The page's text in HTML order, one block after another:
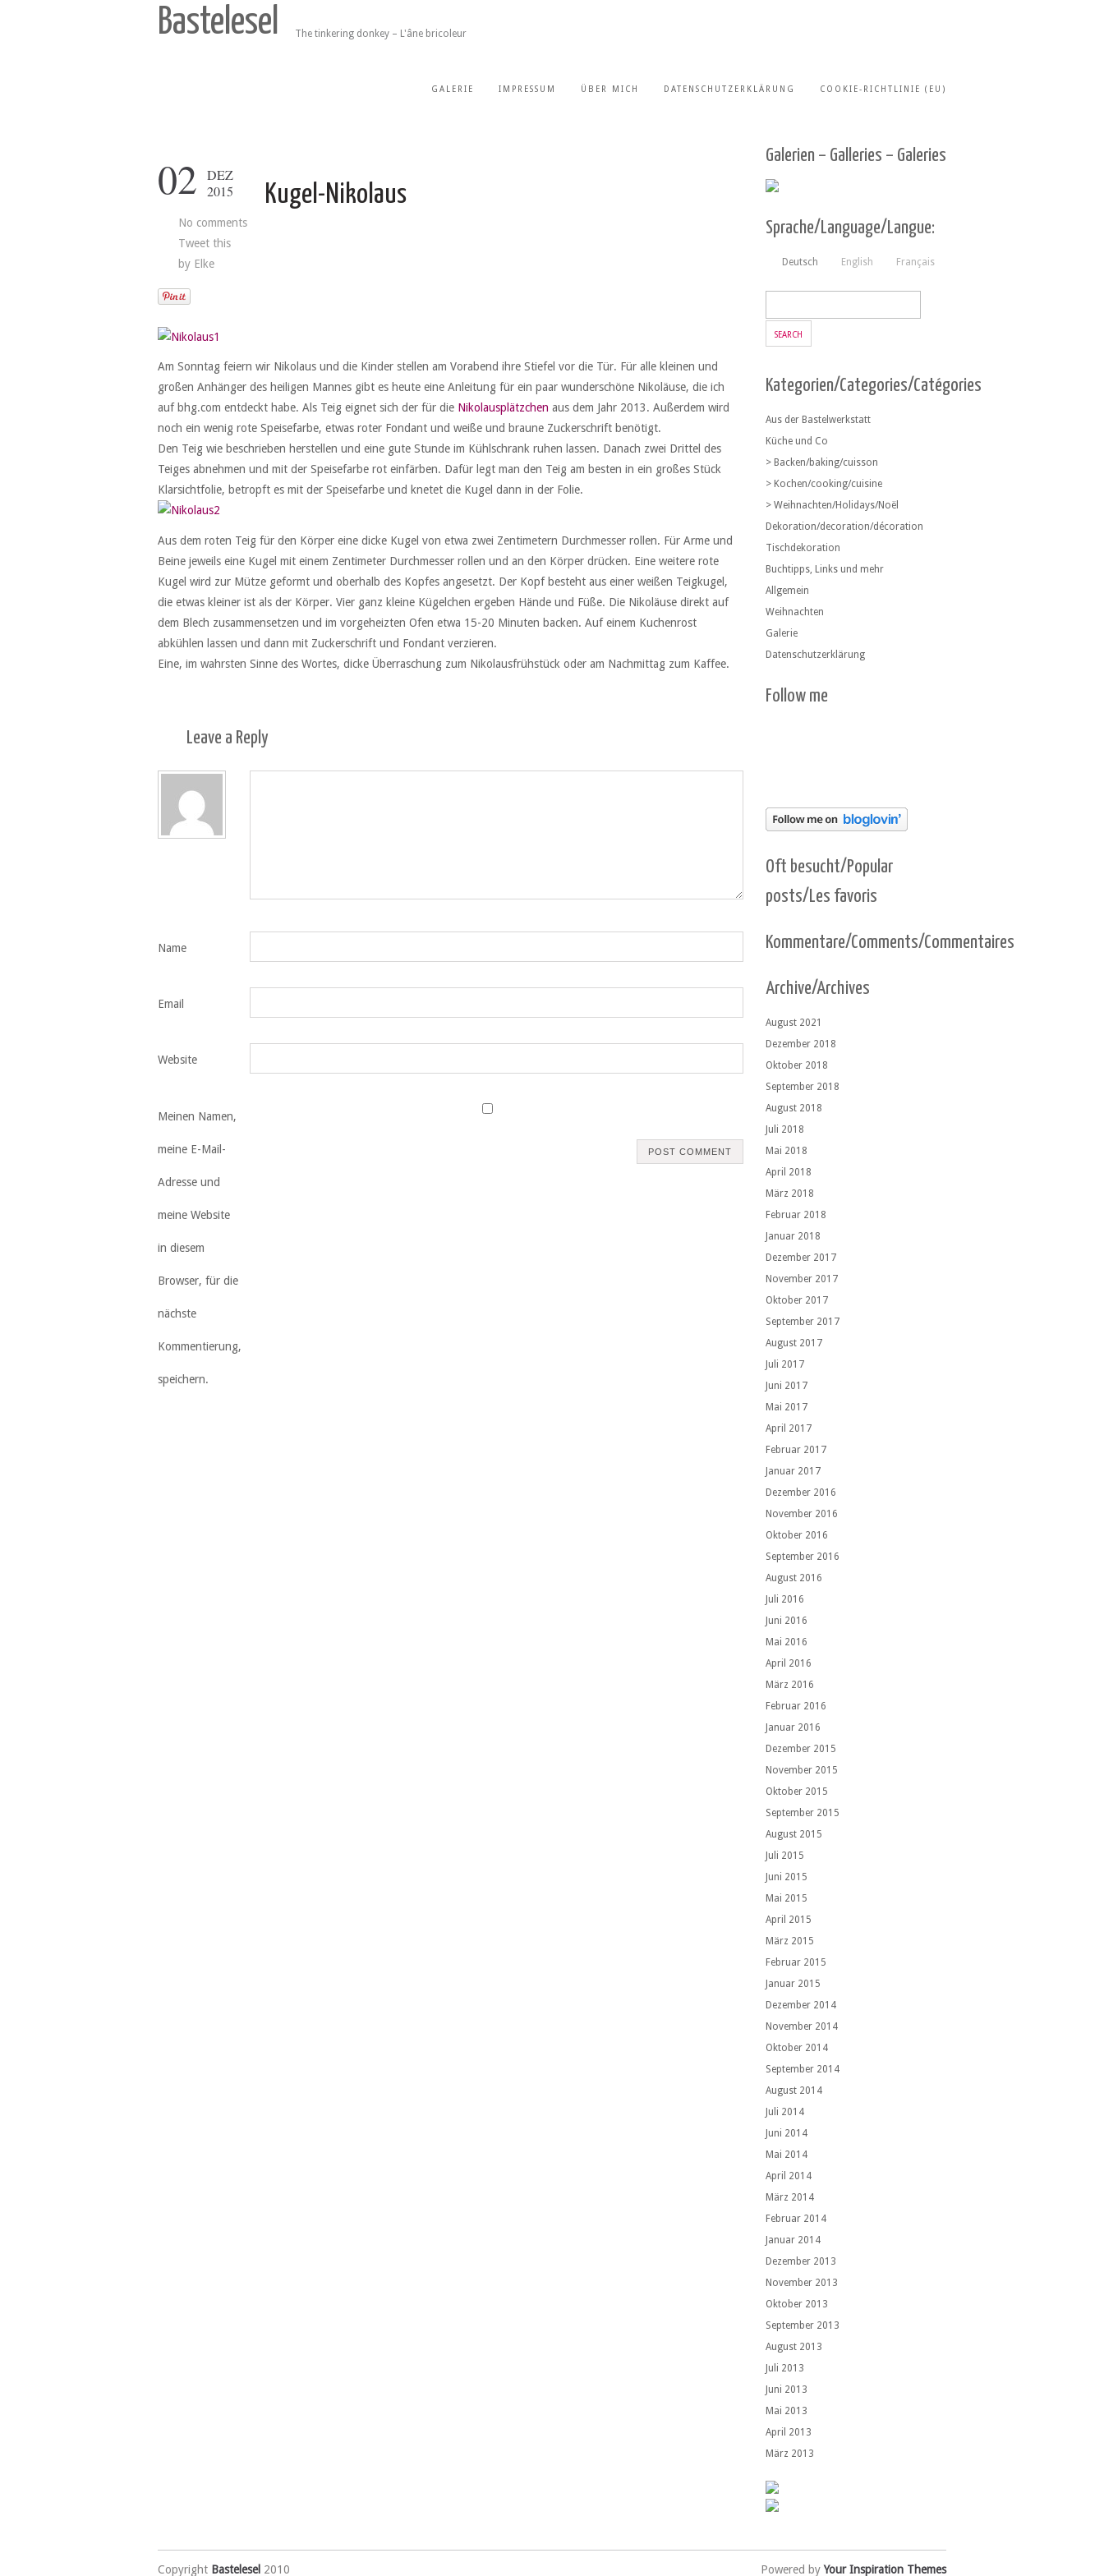
Bastelesel The tinkering donkey – L'âne bricoleur
GALERIE IMPRESSUM ÜBER MICH DATENSCHUTZERKLÄRUNG COOKIE-RICHTLINIE (EU)
02
DEZ
2015
No comments
Tweet this
by Elke
Kugel-Nikolaus
Am Sonntag feiern wir Nikolaus und die Kinder stellen am Vorabend ihre Stiefel vor die Tür. Für alle kleinen und
großen Anhänger des heiligen Mannes gibt es heute eine Anleitung für ein paar wunderschöne Nikoläuse, die ich
auf bhg.com entdeckt habe. Als Teig eignet sich der für die Nikolausplätzchen aus dem Jahr 2013. Außerdem wird
noch ein wenig rote Speisefarbe, etwas roter Fondant und weiße und braune Zuckerschrift benötigt.
Den Teig wie beschrieben herstellen und eine gute Stunde im Kühlschrank ruhen lassen. Danach zwei Drittel des
Teiges abnehmen und mit der Speisefarbe rot einfärben. Dafür legt man den Teig am besten in ein großes Stück
Klarsichtfolie, betropft es mit der Speisefarbe und knetet die Kugel dann in der Folie.
Aus dem roten Teig für den Körper eine dicke Kugel von etwa zwei Zentimetern Durchmesser rollen. Für Arme und
Beine jeweils eine Kugel mit einem Zentimeter Durchmesser rollen und an den Körper drücken. Eine weitere rote
Kugel wird zur Mütze geformt und oberhalb des Kopfes angesetzt. Der Kopf besteht aus einer weißen Teigkugel,
die etwas kleiner ist als der Körper. Vier ganz kleine Kügelchen ergeben Hände und Füße. Die Nikoläuse direkt auf
dem Blech zusammensetzen und im vorgeheizten Ofen etwa 15-20 Minuten backen. Auf einem Kuchenrost
abkühlen lassen und dann mit Zuckerschrift und Fondant verzieren.
Eine, im wahrsten Sinne des Wortes, dicke Überraschung zum Nikolausfrühstück oder am Nachmittag zum Kaffee.
Leave a Reply
Name
Email
Website
Meinen Namen,
meine E-Mail-
Adresse und
meine Website
in diesem
Browser, für die
nächste
Kommentierung,
speichern.
Galerien – Galleries – Galeries
Sprache/Language/Langue:
Deutsch English Français
Kategorien/Categories/Catégories
Aus der Bastelwerkstatt
Küche und Co
> Backen/baking/cuisson
> Kochen/cooking/cuisine
> Weihnachten/Holidays/Noël
Dekoration/decoration/décoration
Tischdekoration
Buchtipps, Links und mehr
Allgemein
Weihnachten
Galerie
Datenschutzerklärung
Follow me
Oft besucht/Popular
posts/Les favoris
Kommentare/Comments/Commentaires
Archive/Archives
August 2021
Dezember 2018
Oktober 2018
September 2018
August 2018
Juli 2018
Mai 2018
April 2018
März 2018
Februar 2018
Januar 2018
Dezember 2017
November 2017
Oktober 2017
September 2017
August 2017
Juli 2017
Juni 2017
Mai 2017
April 2017
Februar 2017
Januar 2017
Dezember 2016
November 2016
Oktober 2016
September 2016
August 2016
Juli 2016
Juni 2016
Mai 2016
April 2016
März 2016
Februar 2016
Januar 2016
Dezember 2015
November 2015
Oktober 2015
September 2015
August 2015
Juli 2015
Juni 2015
Mai 2015
April 2015
März 2015
Februar 2015
Januar 2015
Dezember 2014
November 2014
Oktober 2014
September 2014
August 2014
Juli 2014
Juni 2014
Mai 2014
April 2014
März 2014
Februar 2014
Januar 2014
Dezember 2013
November 2013
Oktober 2013
September 2013
August 2013
Juli 2013
Juni 2013
Mai 2013
April 2013
März 2013
Copyright Bastelesel 2010 Powered byYour Inspiration Themes